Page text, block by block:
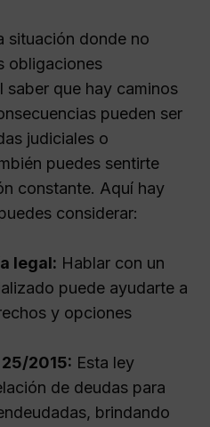
situación donde no
obligaciones
saber que hay caminos
pueden ser
judiciales o
puedes sentirte
constante. Aquí hay
considerar:
legal: Hablar con un
puede ayudarte a
y opciones
2015: Esta ley
de deudas para
brindando